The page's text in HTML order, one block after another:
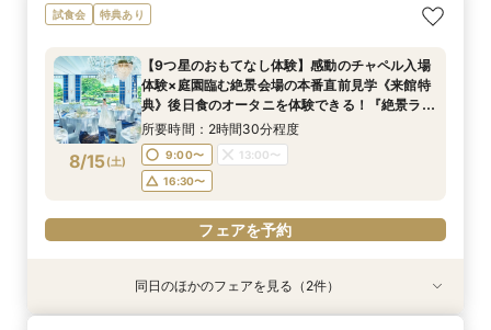
8/14(金)
【美しき日本の結婚式】本格神殿＆1万坪の庭園
臨む絶景会場×パティスリーSATSUKIスイーツ体
所要時間：2時間程度
10:00〜
13:00〜
16:00〜
フェアを予約
試食会 特典あり
8/15(土)
【9つ星のおもてなし体験】感動のチャペル入場
体験×庭園臨む絶景会場の本番直前見学《来館特
典》後日食のオータニを体験できる！『絶景ラン
チビュッフェ』ご招待
所要時間：2時間30分程度
9:00〜
13:00〜
16:30〜
フェアを予約
特典あり
特典あり同日のほかのフェアを見る（2件）